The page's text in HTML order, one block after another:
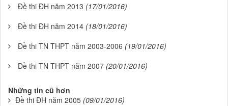
Đề thi ĐH năm 2013 (17/01/2016)
Đề thi ĐH năm 2014 (18/01/2016)
Đề thi TN THPT năm 2003-2006 (19/01/2016)
Đề thi TN THPT năm 2007 (20/01/2016)
Những tin cũ hơn
Đề thi ĐH năm 2005 (09/01/2016)